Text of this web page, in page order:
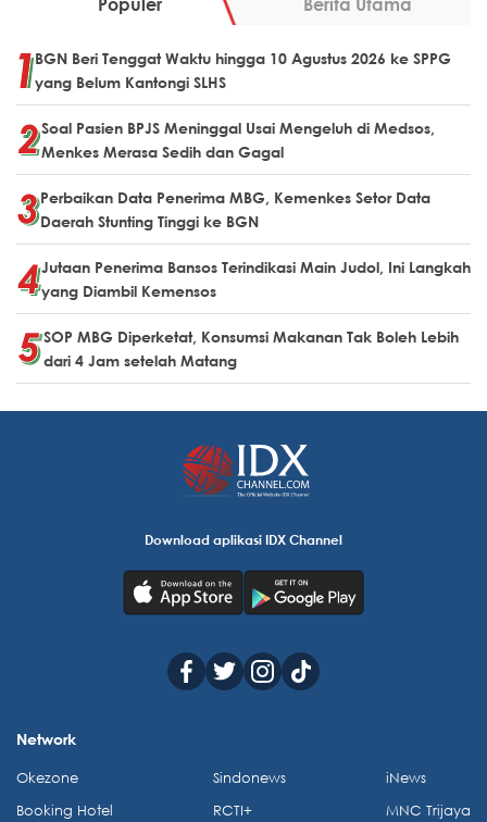
BGN Beri Tenggat Waktu hingga 10 Agustus 2026 ke SPPG
yang Belum Kantongi SLHS
Soal Pasien BPJS Meninggal Usai Mengeluh di Medsos,
Menkes Merasa Sedih dan Gagal
Perbaikan Data Penerima MBG, Kemenkes Setor Data
Daerah Stunting Tinggi ke BGN
Jutaan Penerima Bansos Terindikasi Main Judol, Ini Langkah
yang Diambil Kemensos
SOP MBG Diperketat, Konsumsi Makanan Tak Boleh Lebih
dari 4 Jam setelah Matang
Download aplikasi IDX Channel
Network
Okezone
Booking Hotel
Sindonews
RCTI+
iNews
MNC Trijaya